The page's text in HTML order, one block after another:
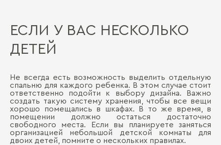
ЕСЛИ У ВАС НЕСКОЛЬКО
ДЕТЕЙ
Не всегда есть возможность выделить отдельную
спальню для каждого ребенка. В этом случае стоит
ответственно подойти к выбору дизайна. Важно
создать такую систему хранения, чтобы все вещи
хорошо помещались в шкафах. В то же время, в
помещении должно остаться достаточно
свободного места. Если вы планируете заняться
организацией небольшой детской комнаты для
двоих детей, помните о нескольких правилах.